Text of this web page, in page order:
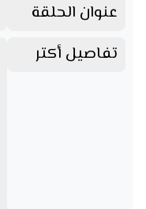
عنوان الحلقة
تفاصيل أكتر